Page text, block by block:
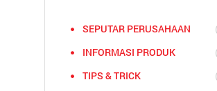
SEPUTAR PERUSAHAAN
INFORMASI PRODUK
TIPS & TRICK